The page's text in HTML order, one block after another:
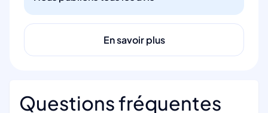
En savoir plus
Questions fréquentes